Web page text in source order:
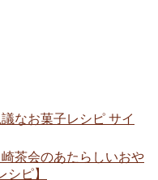
なお菓子レシピ サイ
茶会のあたらしいおや
ピ】